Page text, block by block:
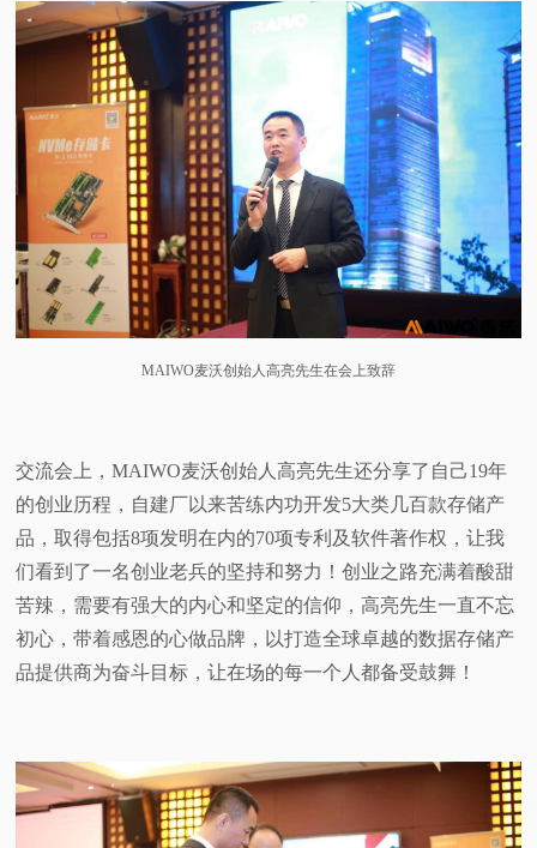
MAIWO麦沃创始人高亮先生在会上致辞
交流会上，MAIWO麦沃创始人高亮先生还分享了自己19年
的创业历程，自建厂以来苦练内功开发5大类几百款存储产
品，取得包括8项发明在内的70项专利及软件著作权，让我
们看到了一名创业老兵的坚持和努力！创业之路充满着酸甜
苦辣，需要有强大的内心和坚定的信仰，高亮先生一直不忘
初心，带着感恩的心做品牌，以打造全球卓越的数据存储产
品提供商为奋斗目标，让在场的每一个人都备受鼓舞！